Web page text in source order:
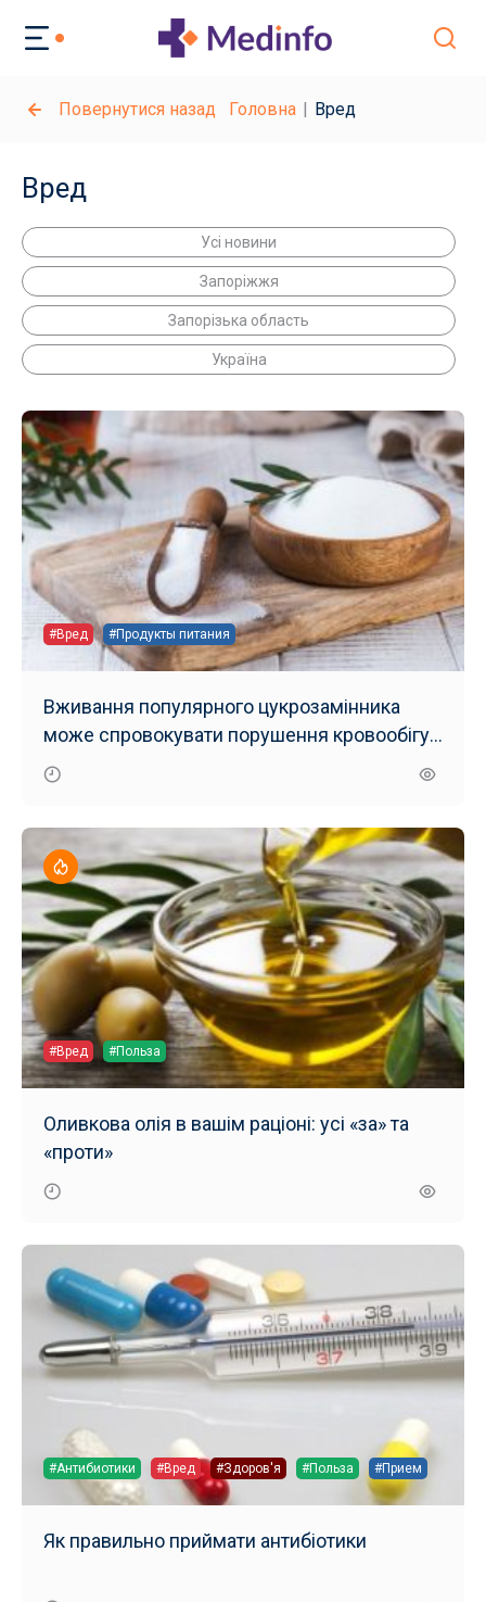
Повернутися назад Головна Вред
Вред
Усі новини
Запоріжжя
Запорізька область
Україна
#Вред #Продукты питания
Вживання популярного цукрозамінника
може спровокувати порушення кровообігу
— нові наукові дані
#Вред #Польза
Оливкова олія в вашім раціоні: усі «за» та
«проти»
#Антибиотики #Вред #Здоров'я #Польза #Прием
Як правильно приймати антибіотики